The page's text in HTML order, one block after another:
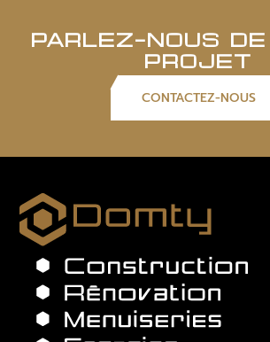
PARLEZ-NOUS
PROJET
CONTACTEZ-NOUS